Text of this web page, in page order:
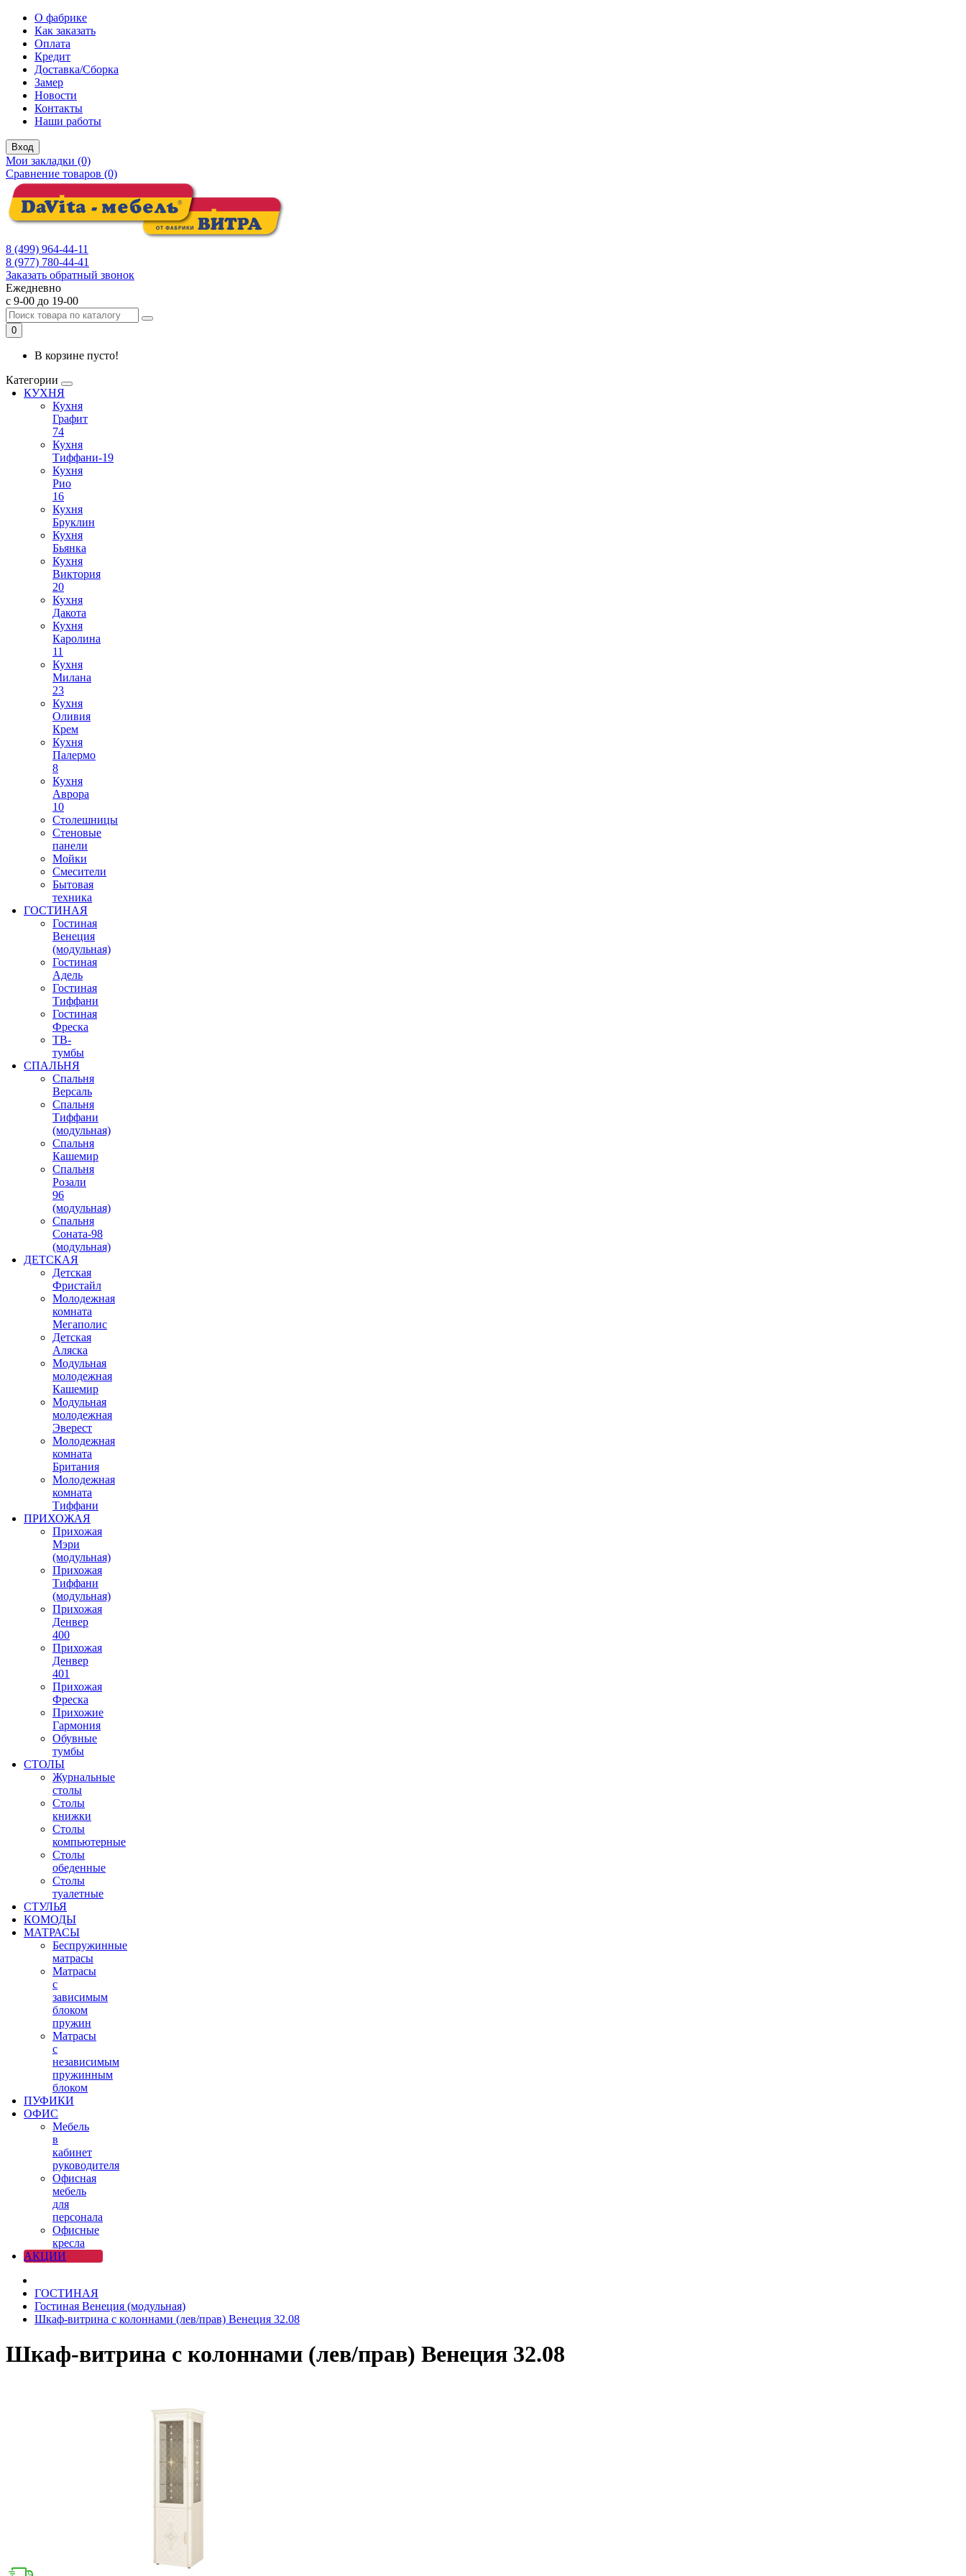
О фабрике
Как заказать
Оплата
Кредит
Доставка/Сборка
Замер
Новости
Контакты
Наши работы
Вход
Мои закладки (0)
Сравнение товаров (0)
8 (499) 964-44-11
8 (977) 780-44-41
Заказать обратный звонок
Ежедневно
с 9-00 до 19-00
0
В корзине пусто!
Категории
КУХНЯ
Кухня
Графит
74
Кухня
Тиффани-19
Кухня
Рио
16
Кухня
Бруклин
Кухня
Бьянка
Кухня
Виктория
20
Кухня
Дакота
Кухня
Каролина
11
Кухня
Милана
23
Кухня
Оливия
Крем
Кухня
Палермо
8
Кухня
Аврора
10
Столешницы
Стеновые
панели
Мойки
Смесители
Бытовая
техника
ГОСТИНАЯ
Гостиная
Венеция
(модульная)
Гостиная
Адель
Гостиная
Тиффани
Гостиная
Фреска
ТВ-
тумбы
СПАЛЬНЯ
Спальня
Версаль
Спальня
Тиффани
(модульная)
Спальня
Кашемир
Спальня
Розали
96
(модульная)
Спальня
Соната-98
(модульная)
ДЕТСКАЯ
Детская
Фристайл
Молодежная
комната
Мегаполис
Детская
Аляска
Модульная
молодежная
Кашемир
Модульная
молодежная
Эверест
Молодежная
комната
Британия
Молодежная
комната
Тиффани
ПРИХОЖАЯ
Прихожая
Мэри
(модульная)
Прихожая
Тиффани
(модульная)
Прихожая
Денвер
400
Прихожая
Денвер
401
Прихожая
Фреска
Прихожие
Гармония
Обувные
тумбы
СТОЛЫ
Журнальные
столы
Столы
книжки
Столы
компьютерные
Столы
обеденные
Столы
туалетные
СТУЛЬЯ
КОМОДЫ
МАТРАСЫ
Беспружинные
матрасы
Матрасы
с
зависимым
блоком
пружин
Матрасы
с
независимым
пружинным
блоком
ПУФИКИ
ОФИС
Мебель
в
кабинет
руководителя
Офисная
мебель
для
персонала
Офисные
кресла
АКЦИИ
ГОСТИНАЯ
Гостиная Венеция (модульная)
Шкаф-витрина с колоннами (лев/прав) Венеция 32.08
Шкаф-витрина с колоннами (лев/прав) Венеция 32.08